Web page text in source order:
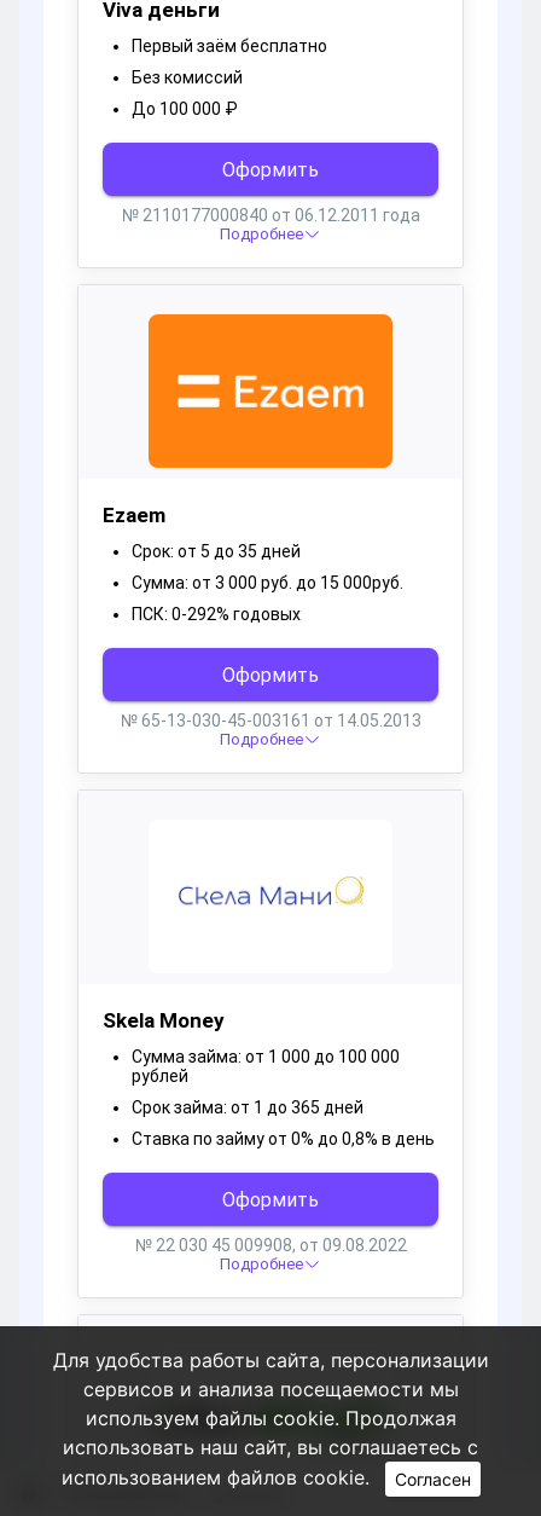
Пользователи ginanater
Для удобства работы сайта, персонализации
сервисов и анализа посещаемости мы
используем файлы cookie. Продолжая
использовать наш сайт, вы соглашаетесь с
использованием файлов cookie.
Согласен